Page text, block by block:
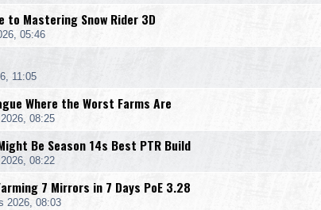
to Mastering Snow Rider 3D
05:46
11:05
Where the Worst Farms Are
08:25
Be Season 14s Best PTR Build
08:22
7 Mirrors in 7 Days PoE 3.28
2026, 08:03